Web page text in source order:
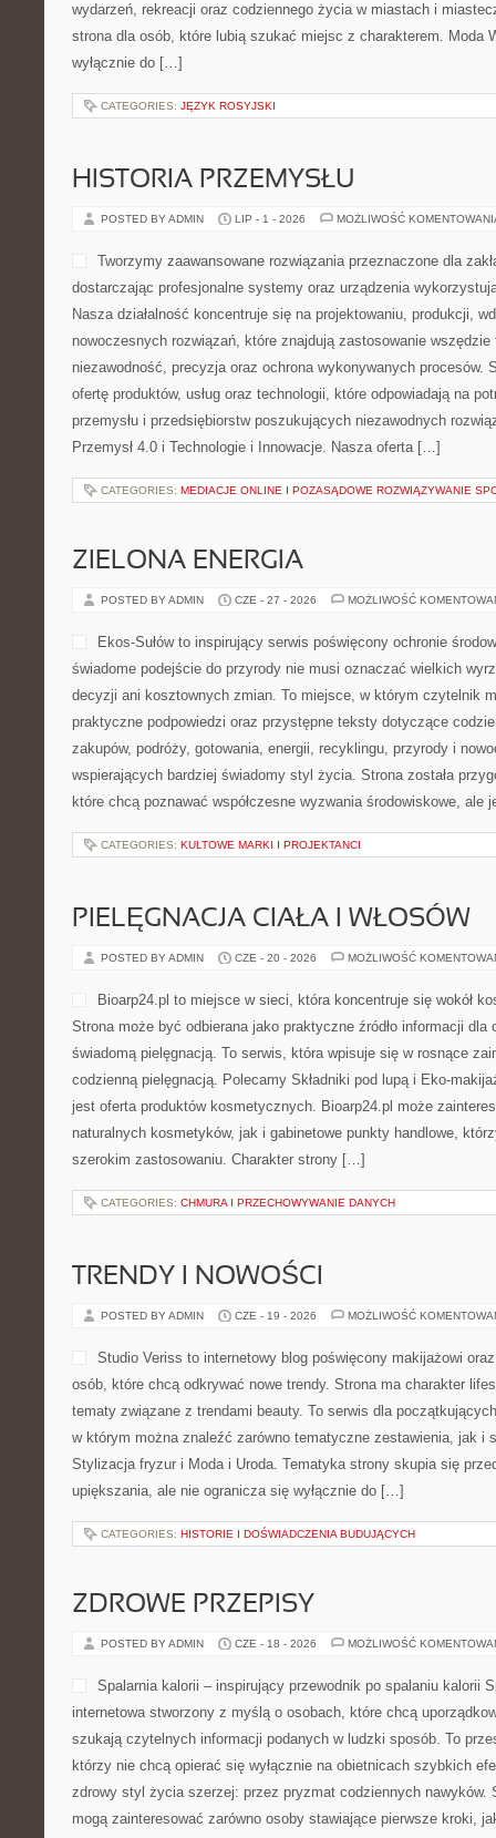
wydarzeń, rekreacji oraz codziennego życia w miastach i
strona dla osób, które lubią szukać miejsc z charakterem. Moda
wyłącznie do […]
CATEGORIES: JĘZYK ROSYJSKI
HISTORIA PRZEMYSŁU
POSTED BY ADMIN LIP - 1 - 2026 MOŻLIWOŚĆ
Tworzymy zaawansowane rozwiązania przeznaczone dla
dostarczając profesjonalne systemy oraz urządzenia
Nasza działalność koncentruje się na projektowaniu, produkcji,
nowoczesnych rozwiązań, które znajdują zastosowanie
niezawodność, precyzja oraz ochrona wykonywanych procesów.
ofertę produktów, usług oraz technologii, które odpowiadają na
przemysłu i przedsiębiorstw poszukujących niezawodnych
Przemysł 4.0 i Technologie i Innowacje. Nasza oferta […]
CATEGORIES: MEDIACJE ONLINE I POZASĄDOWE ROZWIĄZYWANIE
ZIELONA ENERGIA
POSTED BY ADMIN CZE - 27 - 2026 MOŻLIWOŚĆ
Ekos-Sułów to inspirujący serwis poświęcony ochronie
świadome podejście do przyrody nie musi oznaczać wielkich
decyzji ani kosztownych zmian. To miejsce, w którym czytelnik
praktyczne podpowiedzi oraz przystępne teksty dotyczące
zakupów, podróży, gotowania, energii, recyklingu, przyrody i
wspierających bardziej świadomy styl życia. Strona została
które chcą poznawać współczesne wyzwania środowiskowe,
CATEGORIES: KULTOWE MARKI I PROJEKTANCI
PIELĘGNACJA CIAŁA I WŁOSÓW
POSTED BY ADMIN CZE - 20 - 2026 MOŻLIWOŚĆ
Bioarp24.pl to miejsce w sieci, która koncentruje się wokół
Strona może być odbierana jako praktyczne źródło informacji dla
świadomą pielęgnacją. To serwis, która wpisuje się w rosnące
codzienną pielęgnacją. Polecamy Składniki pod lupą i Eko-
jest oferta produktów kosmetycznych. Bioarp24.pl może
naturalnych kosmetyków, jak i gabinetowe punkty handlowe,
szerokim zastosowaniu. Charakter strony […]
CATEGORIES: CHMURA I PRZECHOWYWANIE DANYCH
TRENDY I NOWOŚCI
POSTED BY ADMIN CZE - 19 - 2026 MOŻLIWOŚĆ
Studio Veriss to internetowy blog poświęcony makijażowi
osób, które chcą odkrywać nowe trendy. Strona ma charakter
tematy związane z trendami beauty. To serwis dla
w którym można znaleźć zarówno tematyczne zestawienia, jak i
Stylizacja fryzur i Moda i Uroda. Tematyka strony skupia się
upiększania, ale nie ogranicza się wyłącznie do […]
CATEGORIES: HISTORIE I DOŚWIADCZENIA BUDUJĄCYCH
ZDROWE PRZEPISY
POSTED BY ADMIN CZE - 18 - 2026 MOŻLIWOŚĆ
Spalarnia kalorii – inspirujący przewodnik po spalaniu kalorii
internetowa stworzony z myślą o osobach, które chcą
szukają czytelnych informacji podanych w ludzki sposób. To
którzy nie chcą opierać się wyłącznie na obietnicach szybkich
zdrowy styl życia szerzej: przez pryzmat codziennych nawyków.
mogą zainteresować zarówno osoby stawiające pierwsze kroki,